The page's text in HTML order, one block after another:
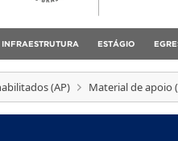
INFRAESTRUTURA ESTÁGIO
(AP) Material de apoio